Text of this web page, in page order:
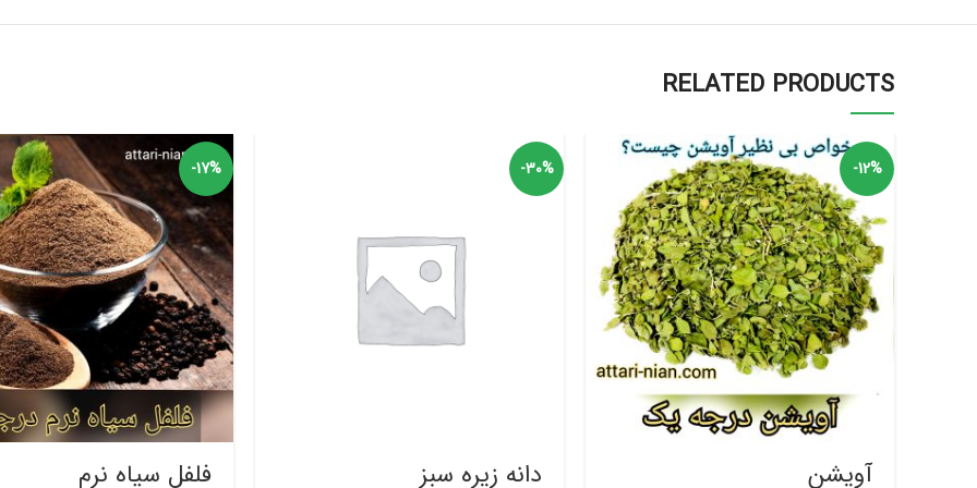
RELATED PRODUCTS
-12%
آویشن
-30%
دانه زیره‌ سبز
-17%
فلفل سیاه نرم